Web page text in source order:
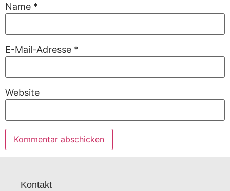
Name *
E-Mail-Adresse *
Website
Kontakt